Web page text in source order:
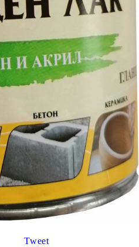
Tweet